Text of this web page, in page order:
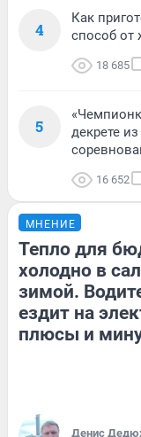
4
Как
способ от
18 685
5
декрете
16 652
МНЕНИЕ
Тепло для
холодно в
зимой.
ездит на
плюсы и
Денис